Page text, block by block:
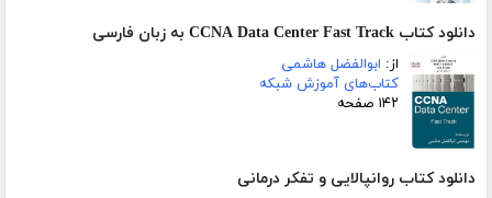
دانلود کتاب CCNA Data Center Fast Track به زبان فارسی
از: ابوالفضل هاشمی
کتاب‌های آموزش شبکه
۱۴۲ صفحه
دانلود کتاب روانپالایی و تفکر درمانی